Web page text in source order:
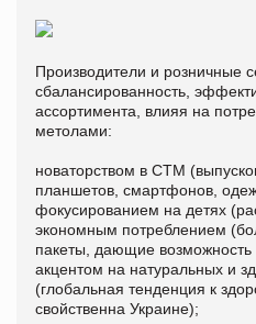
Производители и розничные
сбалансированность,
ассортимента, влияя на
метолами:
новаторством в СТМ
планшетов, смартфонов,
фокусированием на детях
экономным потреблением
пакеты, дающие возможность
акцентом на натуральных и
(глобальная тенденция к
свойственна Украине);